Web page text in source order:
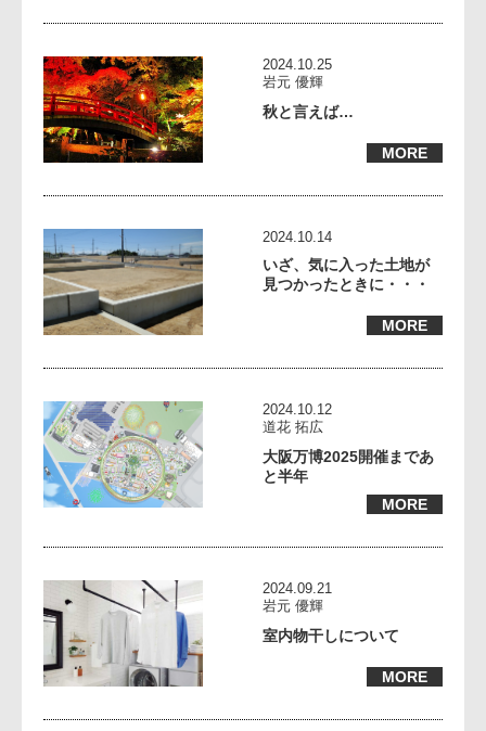
2024.10.25
岩元 優輝
秋と言えば…
MORE
2024.10.14
いざ、気に入った土地が
見つかったときに・・・
MORE
2024.10.12
道花 拓広
大阪万博2025開催まであ
と半年
MORE
2024.09.21
岩元 優輝
室内物干しについて
MORE